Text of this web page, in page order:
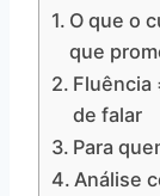
O que o
que
Fluência
de falar
Para
Análise